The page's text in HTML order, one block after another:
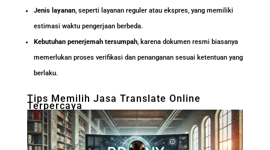
Jenis layanan, seperti layanan reguler atau ekspres, yang memiliki
estimasi waktu pengerjaan berbeda.
Kebutuhan penerjemah tersumpah, karena dokumen resmi biasanya
memerlukan proses verifikasi dan penanganan sesuai ketentuan yang
berlaku.
Tips Memilih Jasa Translate Online
Terpercaya